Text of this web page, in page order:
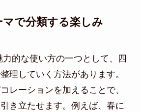
で分類する楽しみ
的な使い方の一つとして、四
理していく方法があります。
レーションを加えることで、
き立たせます。例えば、春に